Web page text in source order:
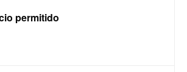
permitido